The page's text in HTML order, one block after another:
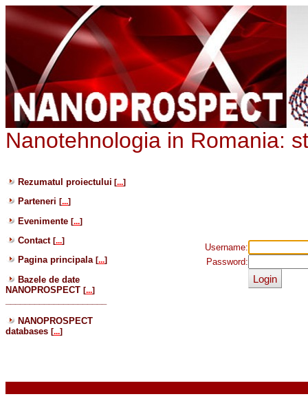
Nanotehnologia in Romania:
Rezumatul proiectului [...]
Parteneri [...]
Evenimente [...]
Contact [...]
Pagina principala [...]
Bazele de date
NANOPROSPECT [...]
NANOPROSPECT
databases [...]
Username:
Password: